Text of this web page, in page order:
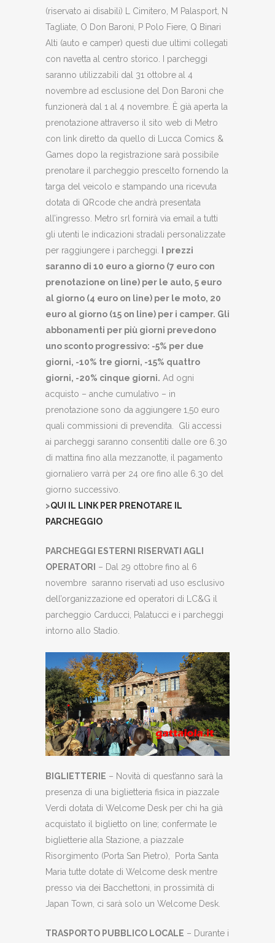
(riservato ai disabili) L Cimitero, M Palasport, N
Tagliate, O Don Baroni, P Polo Fiere, Q Binari
Alti (auto e camper) questi due ultimi collegati
con navetta al centro storico. I parcheggi
saranno utilizzabili dal 31 ottobre al 4
novembre ad esclusione del Don Baroni che
funzionerà dal 1 al 4 novembre. È già aperta la
prenotazione attraverso il sito web di Metro
con link diretto da quello di Lucca Comics &
Games dopo la registrazione sarà possibile
prenotare il parcheggio prescelto fornendo la
targa del veicolo e stampando una ricevuta
dotata di QRcode che andrà presentata
all’ingresso. Metro srl fornirà via email a tutti
gli utenti le indicazioni stradali personalizzate
per raggiungere i parcheggi.
I prezzi
saranno di 10 euro a giorno (7 euro con
prenotazione on line) per le auto, 5 euro
al giorno (4 euro on line) per le moto, 20
euro al giorno (15 on line) per i camper. Gli
abbonamenti per più giorni prevedono
uno sconto progressivo: -5% per due
giorni, -10% tre giorni, -15% quattro
giorni, -20% cinque giorni. Ad ogni
acquisto – anche cumulativo – in
prenotazione sono da aggiungere 1,50 euro
quali commissioni di prevendita. Gli accessi
ai parcheggi saranno consentiti dalle ore 6.30
di mattina fino alla mezzanotte, il pagamento
giornaliero varrà per 24 ore fino alle 6.30 del
giorno successivo.
>QUI IL LINK PER PRENOTARE IL
PARCHEGGIO
PARCHEGGI ESTERNI RISERVATI AGLI
OPERATORI
– Dal 29 ottobre fino al 6
novembre saranno riservati ad uso esclusivo
dell’organizzazione ed operatori di LC&G il
parcheggio Carducci, Palatucci e i parcheggi
intorno allo Stadio.
BIGLIETTERIE – Novità di quest’anno sarà la
presenza di una biglietteria fisica in piazzale
Verdi dotata di Welcome Desk per chi ha già
acquistato il biglietto on line; confermate le
biglietterie alla Stazione, a piazzale
Risorgimento (Porta San Pietro), Porta Santa
Maria tutte dotate di Welcome desk mentre
presso via dei Bacchettoni, in prossimità di
Japan Town, ci sarà solo un Welcome Desk.
TRASPORTO PUBBLICO LOCALE – Durante i